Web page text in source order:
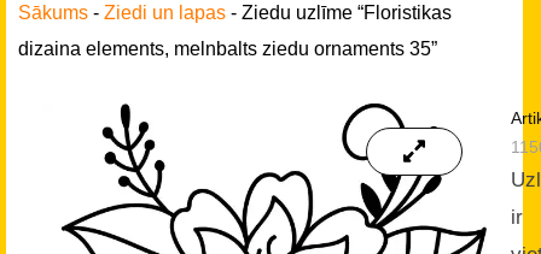
Sākums - Ziedi un lapas - Ziedu uzlīme “Floristikas
dizaina elements, melnbalts ziedu ornaments 35”
ir